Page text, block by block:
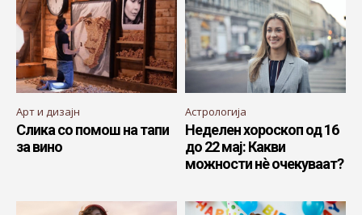
Арт и дизајн
Слика со помош на тапи
за вино
Астрологија
Неделен хороскоп од 16
до 22 мај: Какви
можности нè очекуваат?